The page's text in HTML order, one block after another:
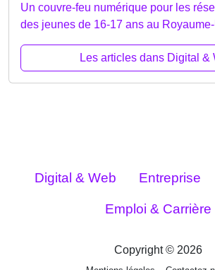
Un couvre-feu numérique pour les
des jeunes de 16-17 ans au
Les articles dans Digital &
Digital & Web Entreprise
Emploi & Carrière
Copyright © 2026